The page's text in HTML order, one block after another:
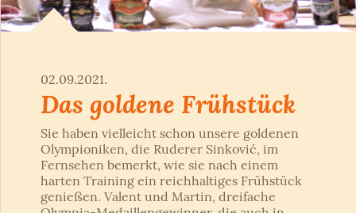
02.09.2021.
Das goldene Frühstück
Sie haben vielleicht schon unsere goldenen
Olympioniken, die Ruderer Sinković, im
Fernsehen bemerkt, wie sie nach einem
harten Training ein reichhaltiges Frühstück
genießen. Valent und Martin, dreifache